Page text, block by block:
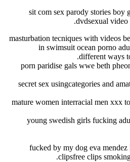
sit com sex parody stories boy
dvdsexual video
masturbation tecniques with videos
in swimsuit ocean porno
different ways
porn paridise gals wwe beth
secret sex usingcategories and
mature women interracial men xxx
young swedish girls fucking
fucked by my dog eva mendez
clipsfree clips